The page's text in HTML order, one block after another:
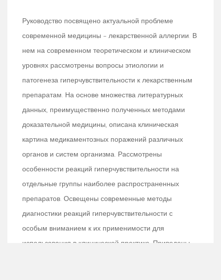
Руководство посвящено актуальной проблеме
современной медицины – лекарственной аллергии. В
нем на современном теоретическом и клиническом
уровнях рассмотрены вопросы этиологии и
патогенеза гиперчувствительности к лекарственным
препаратам. На основе множества литературных
данных, преимущественно полученных методами
доказательной медицины, описана клиническая
картина медикаментозных поражений различных
органов и систем организма. Рассмотрены
особенности реакций гиперчувствительности на
отдельные группы наиболее распространенных
препаратов. Освещены современные методы
диагностики реакций гиперчувствительности с
особым вниманием к их применимости для
использования в клинической практике. Приведены